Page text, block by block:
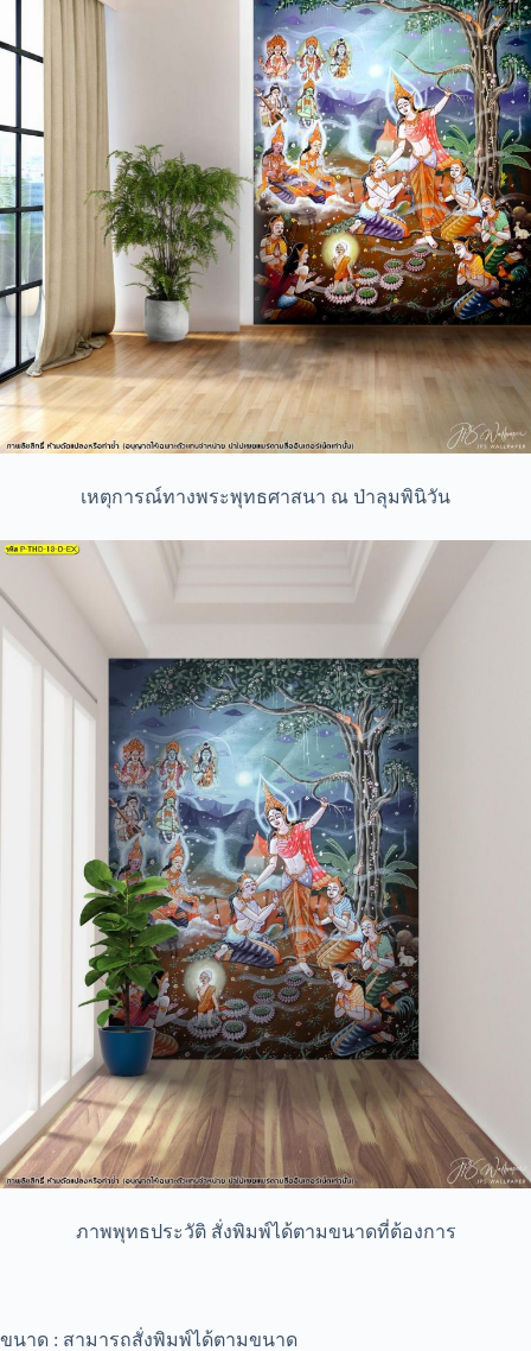
เหตุการณ์ทางพระพุทธศาสนา ณ ป่าลุมพินิวัน
ภาพพุทธประวัติ สั่งพิมพ์ได้ตามขนาดที่ต้องการ
ขนาด : สามารถสั่งพิมพ์ได้ตามขนาด